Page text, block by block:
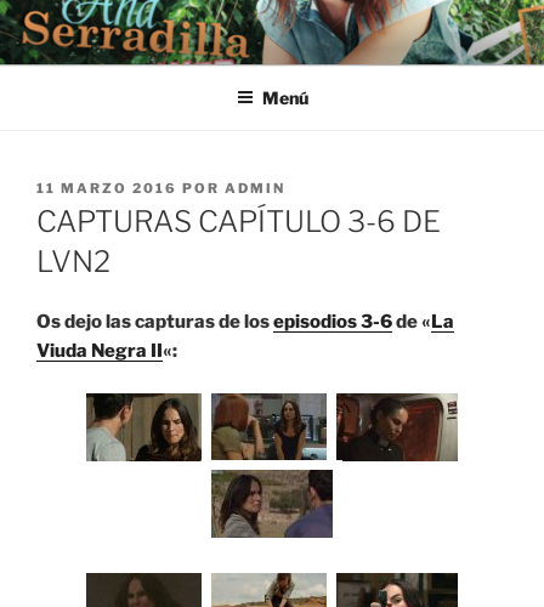
Saltar
al
contenido
Menú
PUBLICADO
EL
11 MARZO 2016 POR ADMIN
CAPTURAS CAPÍTULO 3-6 DE
LVN2
Os dejo las capturas de losepisodios 3-6de «La
Viuda Negra II«: